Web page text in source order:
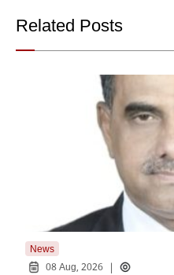
Related Posts
News
08 Aug, 2026